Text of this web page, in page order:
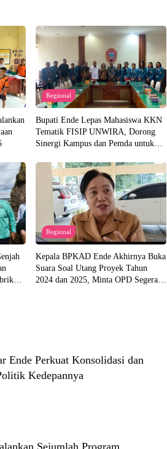
Regional
Bupati Ende Lepas Mahasiswa KKN
Tematik FISIP UNWIRA, Dorong
Sinergi Kampus dan Pemda untuk
Regional
Kepala BPKAD Ende Akhirnya Buka
Suara Soal Utang Proyek Tahun
2024 dan 2025, Minta OPD Segera
Ende Perkuat Konsolidasi dan
Kedepannya
Sejumlah Program